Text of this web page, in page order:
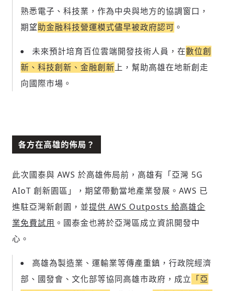
熟悉電子、科技業，作為中央與地方的協調窗口，
期望助金融科技營運模式儘早被政府認可 。
未來預計培育百位雲端開發技術人員，在數位創
新、科技創新、金融創新上，幫助高雄在地新創走
向國際市場。
各方在高雄的佈局？
此次國泰與 AWS 於高雄佈局前，高雄有「亞灣 5G
AIoT 創新園區」，期望帶動當地產業發展。AWS 已
進駐亞灣新創園，並提供 AWS Outposts 給高雄企
業免費試用 。國泰金也將於亞灣區成立資訊開發中
心。
高雄為製造業、運輸業等傳產重鎮，行政院經濟
部、國發會、文化部等協同高雄市政府，成立 「亞